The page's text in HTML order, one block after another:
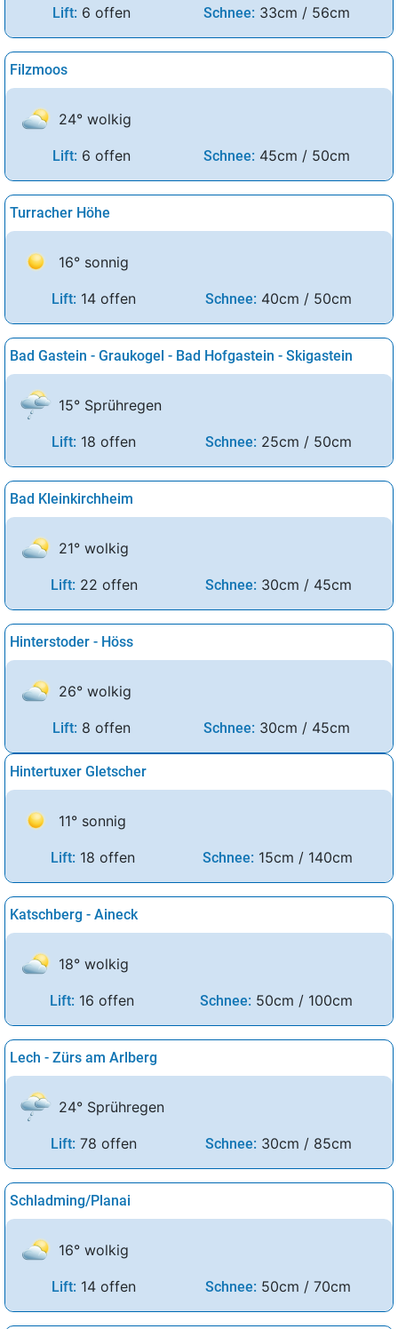
Lift: 6 offen Schnee: 33cm / 56cm
Filzmoos
24° wolkig
Lift: 6 offen Schnee: 45cm / 50cm
Turracher Höhe
16° sonnig
Lift: 14 offen Schnee: 40cm / 50cm
Bad Gastein - Graukogel - Bad Hofgastein - Skigastein
15° Sprühregen
Lift: 18 offen Schnee: 25cm / 50cm
Bad Kleinkirchheim
21° wolkig
Lift: 22 offen Schnee: 30cm / 45cm
Hinterstoder - Höss
26° wolkig
Lift: 8 offen Schnee: 30cm / 45cm
Hintertuxer Gletscher
11° sonnig
Lift: 18 offen Schnee: 15cm / 140cm
Katschberg - Aineck
18° wolkig
Lift: 16 offen Schnee: 50cm / 100cm
Lech - Zürs am Arlberg
24° Sprühregen
Lift: 78 offen Schnee: 30cm / 85cm
Schladming/Planai
16° wolkig
Lift: 14 offen Schnee: 50cm / 70cm